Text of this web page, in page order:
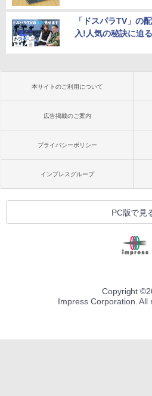
「ドスパラTV」の
入!人気の秘訣に迫
本サイトのご利用について
広告掲載のご案内
プライバシーポリシー
インプレスグループ
PC版で見
Copyright ©
Impress Corporation. All